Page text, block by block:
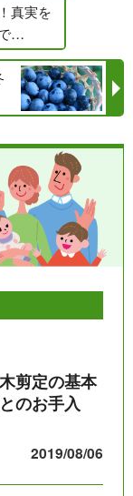
真実を
…
剪定の基本
のお手入
2019/08/06